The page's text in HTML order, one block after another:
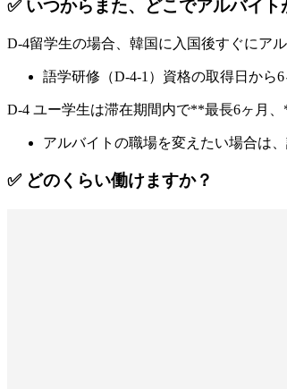
✅ いつからまた、どこでアルバイト
D-4留学生の場合、 韓国に入国後すぐにア
語学研修（D-4-1）資格の取得日から
D-4 ユー学生は滞在期間内で**最長6ヶ月、
アルバイトの職場を変えたい場合は
✅ どのくらい働けますか？